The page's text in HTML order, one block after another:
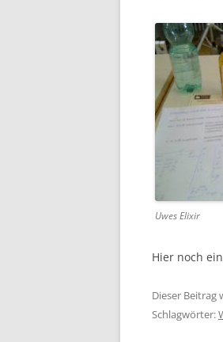
Uwes Elixir
Hier noch
Dieser Beitrag
Schlagwörter: